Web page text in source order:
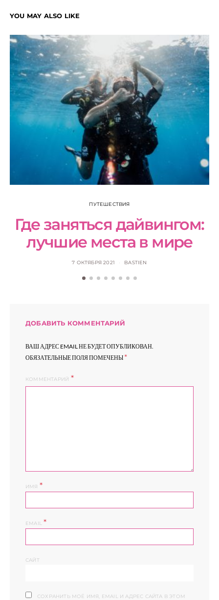
YOU MAY ALSO LIKE
ПУТЕШЕСТВИЯ
Где заняться дайвингом:
лучшие места в мире
7 ОКТЯБРЯ 2021 BASTIEN
ДОБАВИТЬ КОММЕНТАРИЙ
ВАШ АДРЕС EMAIL НЕ БУДЕТ ОПУБЛИКОВАН.
ОБЯЗАТЕЛЬНЫЕ ПОЛЯ ПОМЕЧЕНЫ *
КОММЕНТАРИЙ
ИМЯ *
EMAIL*
САЙТ
СОХРАНИТЬ МОЁ ИМЯ, EMAIL И АДРЕС САЙТА В ЭТОМ